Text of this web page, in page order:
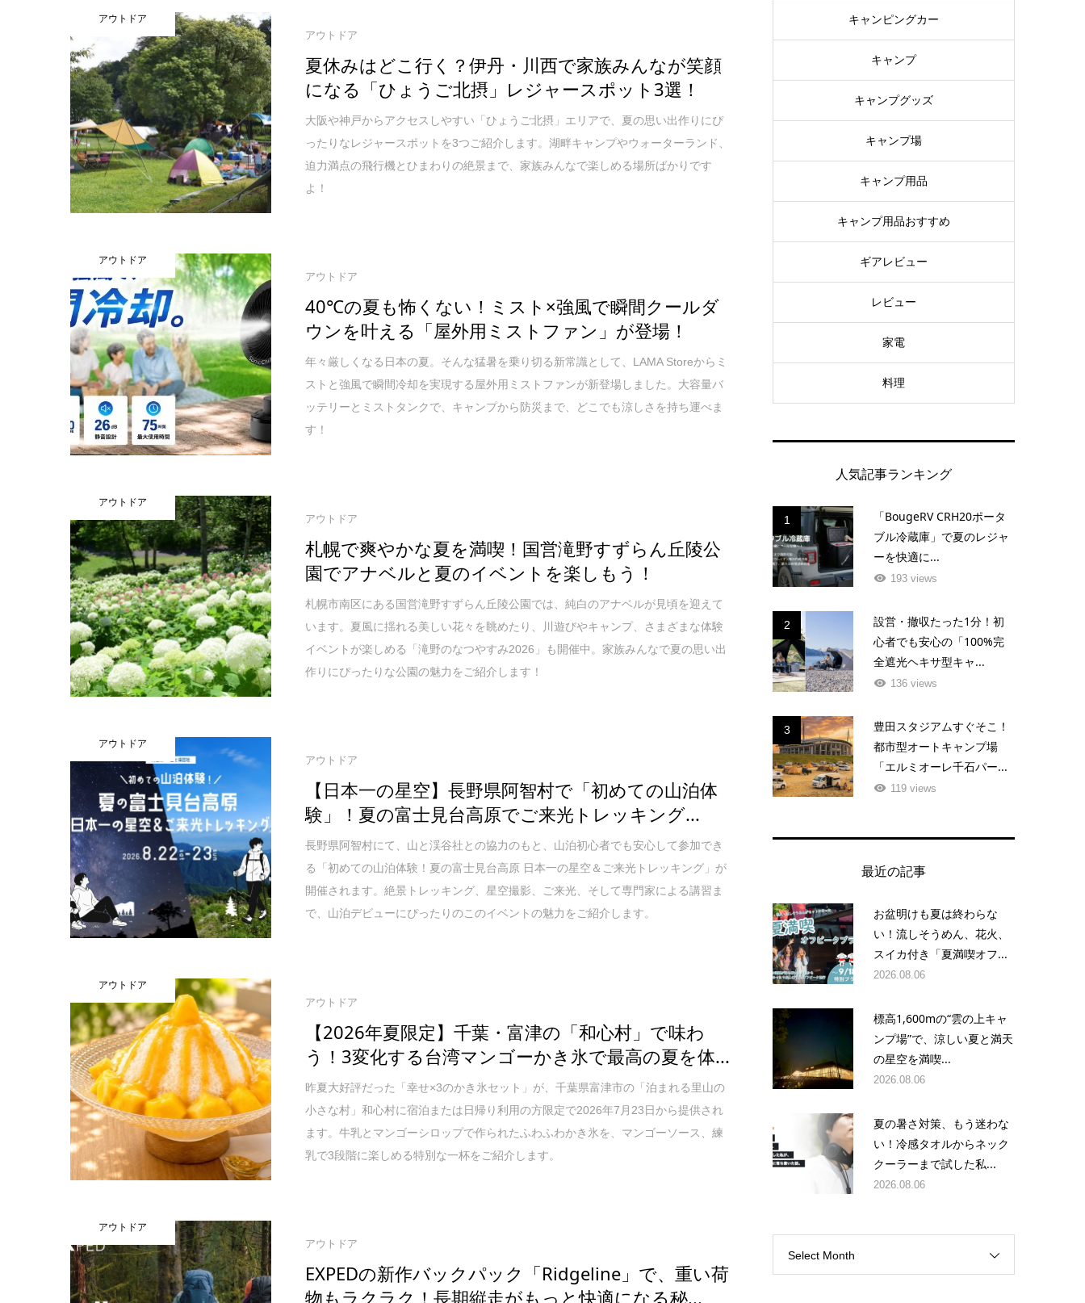
アウトドア
アウトドア
夏休みはどこ行く？伊丹・川西で家族みんなが笑顔
になる「ひょうご北摂」レジャースポット3選！
大阪や神戸からアクセスしやすい「ひょうご北摂」エリアで、夏の思い出作りにぴ
ったりなレジャースポットを3つご紹介します。湖畔キャンプやウォーターランド、
迫力満点の飛行機とひまわりの絶景まで、家族みんなで楽しめる場所ばかりです
よ！
アウトドア
アウトドア
40℃の夏も怖くない！ミスト×強風で瞬間クールダ
ウンを叶える「屋外用ミストファン」が登場！
年々厳しくなる日本の夏。そんな猛暑を乗り切る新常識として、LAMA Storeからミ
ストと強風で瞬間冷却を実現する屋外用ミストファンが新登場しました。大容量バ
ッテリーとミストタンクで、キャンプから防災まで、どこでも涼しさを持ち運べま
す！
アウトドア
アウトドア
札幌で爽やかな夏を満喫！国営滝野すずらん丘陵公
園でアナベルと夏のイベントを楽しもう！
札幌市南区にある国営滝野すずらん丘陵公園では、純白のアナベルが見頃を迎えて
います。夏風に揺れる美しい花々を眺めたり、川遊びやキャンプ、さまざまな体験
イベントが楽しめる「滝野のなつやすみ2026」も開催中。家族みんなで夏の思い出
作りにぴったりな公園の魅力をご紹介します！
アウトドア
アウトドア
【日本一の星空】長野県阿智村で「初めての山泊体
験」！夏の富士見台高原でご来光トレッキング...
長野県阿智村にて、山と渓谷社との協力のもと、山泊初心者でも安心して参加でき
る「初めての山泊体験！夏の富士見台高原 日本一の星空＆ご来光トレッキング」が
開催されます。絶景トレッキング、星空撮影、ご来光、そして専門家による講習ま
で、山泊デビューにぴったりのこのイベントの魅力をご紹介します。
アウトドア
アウトドア
【2026年夏限定】千葉・富津の「和心村」で味わ
う！3変化する台湾マンゴーかき氷で最高の夏を体...
昨夏大好評だった「幸せ×3のかき氷セット」が、千葉県富津市の「泊まれる里山の
小さな村」和心村に宿泊または日帰り利用の方限定で2026年7月23日から提供され
ます。牛乳とマンゴーシロップで作られたふわふわかき氷を、マンゴーソース、練
乳で3段階に楽しめる特別な一杯をご紹介します。
アウトドア
アウトドア
EXPEDの新作バックパック「Ridgeline」で、重い荷
物もラクラク！長期縦走がもっと快適になる秘...
キャンピングカー
キャンプ
キャンプグッズ
キャンプ場
キャンプ用品
キャンプ用品おすすめ
ギアレビュー
レビュー
家電
料理
人気記事ランキング
1
「BougeRV CRH20ポータ
ブル冷蔵庫」で夏のレジャ
ーを快適に...
193 views
2
設営・撤収たった1分！初
心者でも安心の「100%完
全遮光ヘキサ型キャ...
136 views
3
豊田スタジアムすぐそこ！
都市型オートキャンプ場
「エルミオーレ千石パー...
119 views
最近の記事
お盆明けも夏は終わらな
い！流しそうめん、花火、
スイカ付き「夏満喫オフ...
2026.08.06
標高1,600mの“雲の上キャ
ンプ場”で、涼しい夏と満天
の星空を満喫...
2026.08.06
夏の暑さ対策、もう迷わな
い！冷感タオルからネック
クーラーまで試した私...
2026.08.06
Select Month